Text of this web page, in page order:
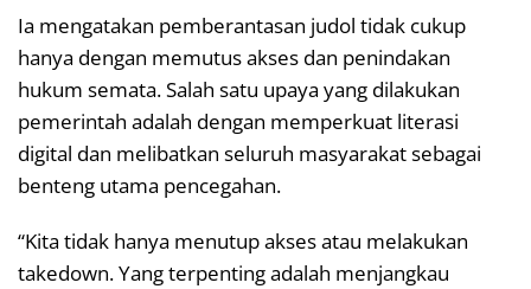
Ia mengatakan pemberantasan judol tidak cukup
hanya dengan memutus akses dan penindakan
hukum semata. Salah satu upaya yang dilakukan
pemerintah adalah dengan memperkuat literasi
digital dan melibatkan seluruh masyarakat sebagai
benteng utama pencegahan.
“Kita tidak hanya menutup akses atau melakukan
takedown. Yang terpenting adalah menjangkau